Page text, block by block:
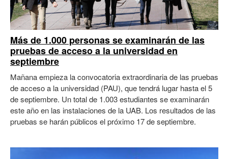
Más de 1.000 personas se examinarán de las
pruebas de acceso a la universidad en
septiembre
Mañana empieza la convocatoria extraordinaria de las pruebas
de acceso a la universidad (PAU), que tendrá lugar hasta el 5
de septiembre. Un total de 1.003 estudiantes se examinarán
este año en las instalaciones de la UAB. Los resultados de las
pruebas se harán públicos el próximo 17 de septiembre.